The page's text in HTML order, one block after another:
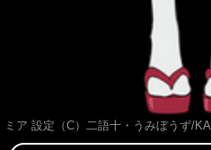
ミア 設定（C）二語十・うみぼうず/